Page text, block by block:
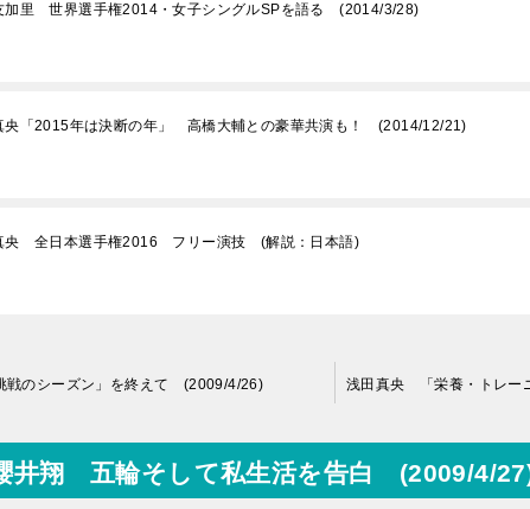
加里 世界選手権2014・女子シングルSPを語る (2014/3/28)
央「2015年は決断の年」 高橋大輔との豪華共演も！ (2014/12/21)
央 全日本選手権2016 フリー演技 (解説：日本語)
戦のシーズン」を終えて (2009/4/26)
井翔 五輪そして私生活を告白 (2009/4/